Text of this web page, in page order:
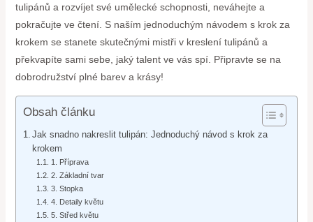
tulipánů a rozvíjet své umělecké schopnosti, neváhejte a
pokračujte ve čtení. S naším jednoduchým návodem s krok za
krokem se stanete skutečnými mistři v kreslení tulipánů a
překvapíte sami sebe, jaký talent ve vás spí. Připravte se na
dobrodružství plné barev a krásy!
Obsah článku
Jak snadno nakreslit tulipán: Jednoduchý návod s krok za
krokem
1. Příprava
2. Základní tvar
3. Stopka
4. Detaily květu
5. Střed květu